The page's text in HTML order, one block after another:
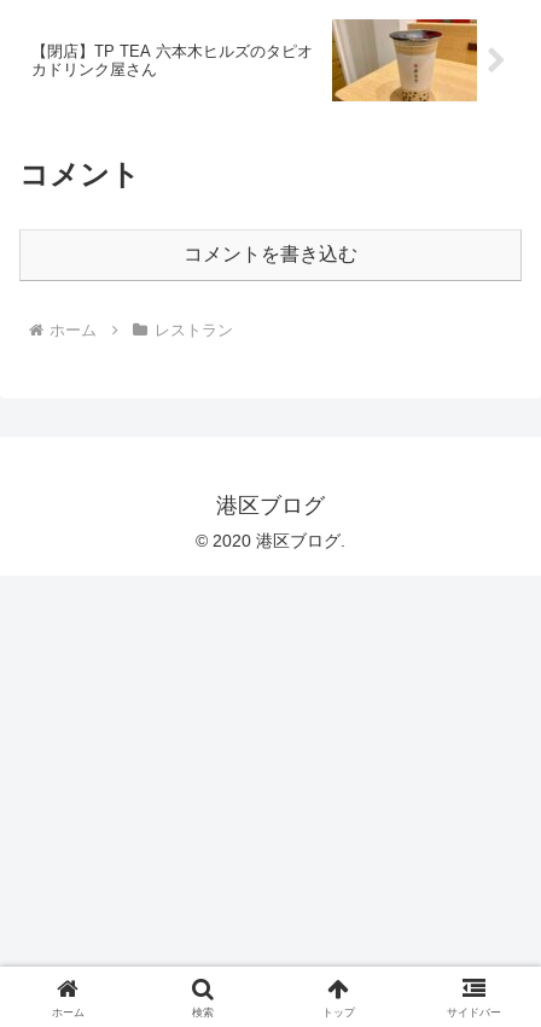
【閉店】TP TEA 六本木ヒルズのタピオ
カドリンク屋さん
コメント
コメントを書き込む
ホーム レストラン
港区ブログ
© 2020 港区ブログ.
ホーム 検索 トップ サイドバー